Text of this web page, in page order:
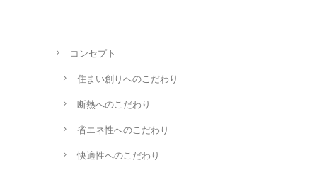
コンセプト
住まい創りへのこだわり
断熱へのこだわり
省エネ性へのこだわり
快適性へのこだわり